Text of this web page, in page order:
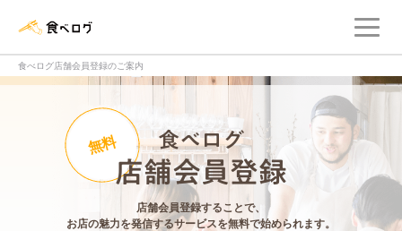
食べログ店舗会員登録のご案内
食べログ店舗会員
無料
店舗会員登録することで、
お店の魅力を発信するサービスを無料で始められます。